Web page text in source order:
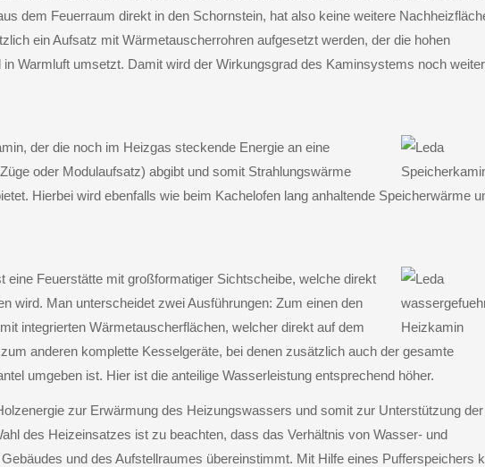
dem Feuerraum direkt in den Schornstein, hat also keine weitere
ein Aufsatz mit Wärmetauscherrohren aufgesetzt werden, der die hohen
Warmluft umsetzt. Damit wird der Wirkungsgrad des Kaminsystems noch weiter
der die noch im Heizgas steckende Energie an eine
oder Modulaufsatz) abgibt und somit Strahlungswärme
Hierbei wird ebenfalls wie beim Kachelofen lang anhaltende Speicherwärme
eine Feuerstätte mit großformatiger Sichtscheibe, welche direkt
wird. Man unterscheidet zwei Ausführungen: Zum einen den
integrierten Wärmetauscherflächen, welcher direkt auf dem
anderen komplette Kesselgeräte, bei denen zusätzlich auch der gesamte
umgeben ist. Hier ist die anteilige Wasserleistung entsprechend höher.
zur Erwärmung des Heizungswassers und somit zur Unterstützung der
des Heizeinsatzes ist zu beachten, dass das Verhältnis von Wasser- und
und des Aufstellraumes übereinstimmt. Mit Hilfe eines Pufferspeichers